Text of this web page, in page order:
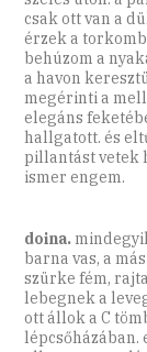
csak ott van a
érzek a
behúzom a
a havon
megérinti a
elegáns
hallgatott. és
pillantást vetek
ismer engem.
doina.
barna vas, a
szürke fém,
lebegnek a
ott állok a C